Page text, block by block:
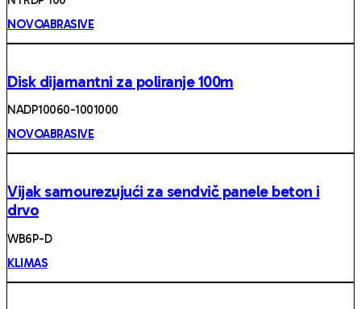
NOVOABRASIVE
Disk dijamantni za poliranje 100m
NADP10060-1001000
NOVOABRASIVE
Vijak samourezujući za sendvič panele beton i
drvo
WB6P-D
KLIMAS